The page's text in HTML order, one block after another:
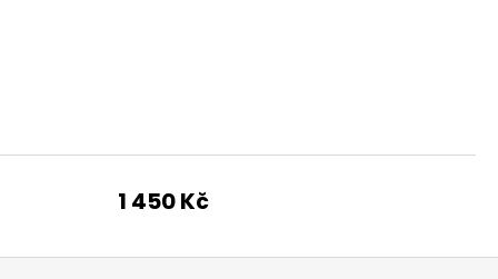
1 450 Kč